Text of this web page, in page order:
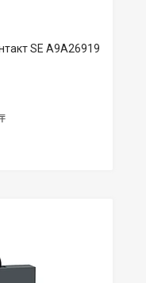
SE A9A26919